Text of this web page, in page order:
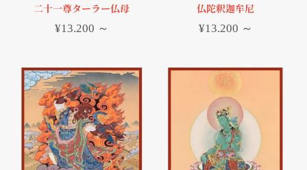
二十一尊ターラー仏母
¥13.200 ～
仏陀釈迦牟尼
¥13.200 ～